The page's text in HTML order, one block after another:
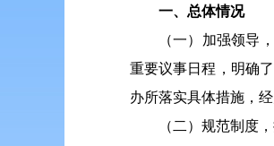
一、总体情况
（一）加强领导
重要议事日程，明确
办所落实具体措施，
（二）规范制度